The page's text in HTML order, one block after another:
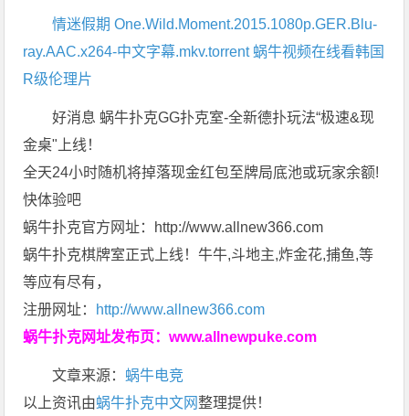
情迷假期 One.Wild.Moment.2015.1080p.GER.Blu-
ray.AAC.x264-中文字幕.mkv.torrent 蜗牛视频在线看韩国
R级伦理片
好消息 蜗牛扑克GG扑克室-全新德扑玩法“极速&现
金桌"上线！
全天24小时随机将掉落现金红包至牌局底池或玩家余额!
快体验吧
蜗牛扑克官方网址：http://www.allnew366.com
蜗牛扑克棋牌室正式上线！牛牛,斗地主,炸金花,捕鱼,等
等应有尽有，
注册网址： http://www.allnew366.com
蜗牛扑克网址发布页：www.allnewpuke.com
文章来源： 蜗牛电竞
以上资讯由蜗牛扑克中文网整理提供！